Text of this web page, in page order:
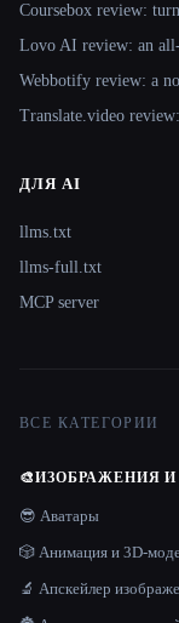
Coursebox review:
Lovo AI review: an
Webbotify review: a
Translate.video
ДЛЯ AI
llms.txt
llms-full.txt
MCP server
ВСЕ КАТЕГОРИИ
🎨ИЗОБРАЖЕНИЯ
😎 Аватары
🎲 Анимация и 3D-
🔬 Апскейлер